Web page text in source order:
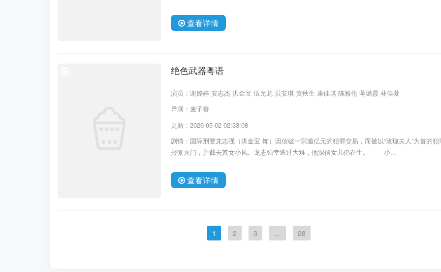
查看详情
电影
绝色武器粤语
演员：谢婷婷 安志杰 洪金宝 伍允龙 贝安琪 黄秋生 康佳琪 陈雅伦 蒋璐霞 林佳菱
导演：麦子善
更新：2026-05-02 02:33:08
剧情：国际刑警龙志强（洪金宝 饰）因侦破一宗逾亿元的犯罪交易，而被以“玫瑰夫人”为首的
报复灭门，并截去其女小凤。龙志强幸逃过大难，他深信女儿仍在生。 小...
查看详情
1 2 3 … 28